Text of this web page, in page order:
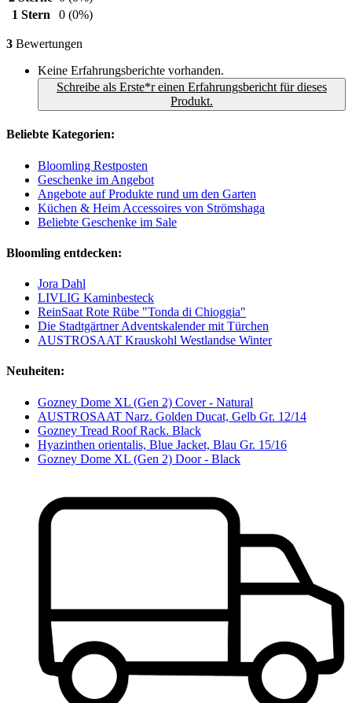
1 Stern
0 (0%)
3 Bewertungen
Keine Erfahrungsberichte vorhanden.
Schreibe als Erste*r einen Erfahrungsbericht für dieses
Produkt.
Beliebte Kategorien:
Bloomling Restposten
Geschenke im Angebot
Angebote auf Produkte rund um den Garten
Küchen & Heim Accessoires von Strömshaga
Beliebte Geschenke im Sale
Bloomling entdecken:
Jora Dahl
LIVLIG Kaminbesteck
ReinSaat Rote Rübe "Tonda di Chioggia"
Die Stadtgärtner Adventskalender mit Türchen
AUSTROSAAT Krauskohl Westlandse Winter
Neuheiten:
Gozney Dome XL (Gen 2) Cover - Natural
AUSTROSAAT Narz. Golden Ducat, Gelb Gr. 12/14
Gozney Tread Roof Rack. Black
Hyazinthen orientalis, Blue Jacket, Blau Gr. 15/16
Gozney Dome XL (Gen 2) Door - Black